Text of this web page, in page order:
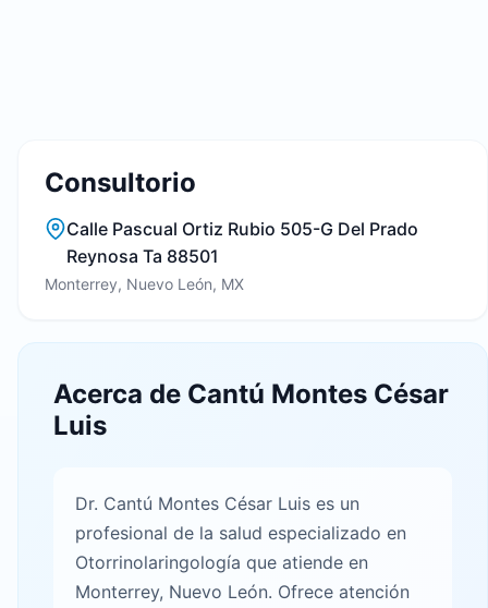
Consultorio
Calle Pascual Ortiz Rubio 505-G Del Prado
Reynosa Ta 88501
Monterrey, Nuevo León, MX
Acerca de Cantú Montes César
Luis
Dr. Cantú Montes César Luis es un
profesional de la salud especializado en
Otorrinolaringología que atiende en
Monterrey, Nuevo León. Ofrece atención